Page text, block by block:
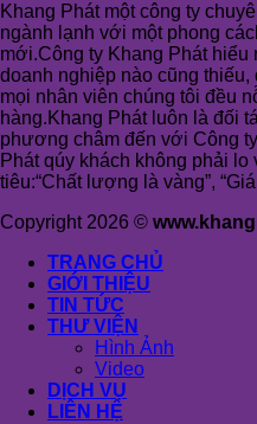
Khang Phát một công ty
ngành lạnh với một phong
mới.Công ty Khang Phát hiểu
doanh nghiệp nào cũng thiếu,
mọi nhân viên chúng tôi đều
hàng.Khang Phát luôn là đối
phương châm đến với Công
Phát qúy khách không phải
tiêu:“Chất lượng là vàng”,
Copyright 2026 ©
TRANG CHỦ
GIỚI THIỆU
TIN TỨC
THƯ VIỆN
Hình Ảnh
Video
DỊCH VỤ
LIÊN HỆ